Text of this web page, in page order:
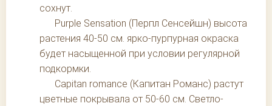
сохнут.
Purple Sensation (Перпл Сенсейшн) высота
растения 40-50 см. ярко-пурпурная окраска
будет насыщенной при условии регулярной
подкормки.
Capitan romance (Капитан Романс) растут
цветные покрывала от 50-60 см. Светло-